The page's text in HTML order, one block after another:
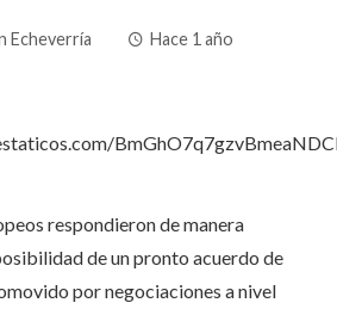
Echeverría Hace 1 año
respondieron de manera
de un pronto acuerdo de
por negociaciones a nivel